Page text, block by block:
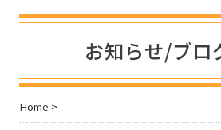
お知らせ/ブロ
Home >